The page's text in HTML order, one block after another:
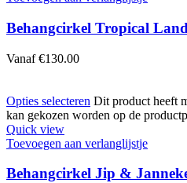
Behangcirkel Tropical
Vanaf €130.00
Opties selecteren Dit product heeft
kan gekozen worden op de
Quick view
Toevoegen aan verlanglijstje
Behangcirkel Jip &